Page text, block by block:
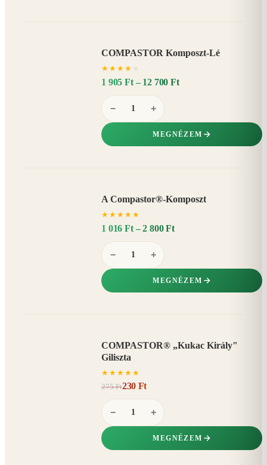
COMPASTOR Komposzt-Lé
★ ★ ★ ★
1 905 Ft – 12 700 Ft
− +
MEGNÉZEM
A Compastor®-Komposzt
★ ★ ★ ★ ★
1 016 Ft – 2 800 Ft
− +
MEGNÉZEM
COMPASTOR® „Kukac Király"
Giliszta
★ ★ ★ ★ ★
275 Ft230 Ft
− +
MEGNÉZEM